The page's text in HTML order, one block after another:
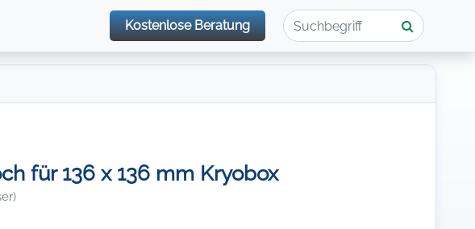
Kostenlose Beratung
für 136 x 136 mm Kryobox